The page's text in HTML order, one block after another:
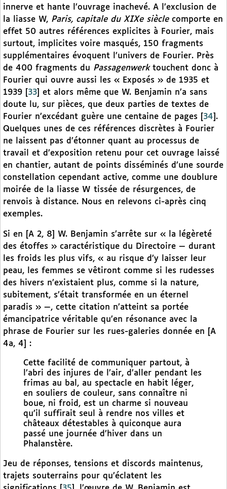
innerve et hante l’ouvrage inachevé. A l’exclusion de
la liasse W, Paris, capitale du XIXe sièclecomporte en
effet 50 autres références explicites à Fourier, mais
surtout, implicites voire masqués, 150 fragments
supplémentaires évoquent l’univers de Fourier. Près
de 400 fragments du Passagenwerktouchent donc à
Fourier qui ouvre aussi les « Exposés » de 1935 et
1939
33
et alors même que W. Benjamin n’a sans
doute lu, sur pièces, que deux parties de textes de
Fourier n’excédant guère une centaine de pages
34 .
Quelques unes de ces références discrètes à Fourier
ne laissent pas d’étonner quant au processus de
travail et d’exposition retenu pour cet ouvrage laissé
en chantier, autant de points disséminés d’une sourde
constellation cependant active, comme une doublure
moirée de la liasse W tissée de résurgences, de
renvois à distance. Nous en relevons ci-après cinq
exemples.
Si en [A 2, 8] W. Benjamin s’arrête sur « la légèreté
des étoffes » caractéristique du Directoire — durant
les froids les plus vifs, « au risque d’y laisser leur
peau, les femmes se vêtiront comme si les rudesses
des hivers n’existaient plus, comme si la nature,
subitement, s’était transformée en un éternel
paradis » —, cette citation n’atteint sa portée
émancipatrice véritable qu’en résonance avec la
phrase de Fourier sur les rues-galeries donnée en [A
4a, 4] :
Cette facilité de communiquer partout, à
l’abri des injures de l’air, d’aller pendant les
frimas au bal, au spectacle en habit léger,
en souliers de couleur, sans connaître ni
boue, ni froid, est un charme si nouveau
qu’il suffirait seul à rendre nos villes et
châteaux détestables à quiconque aura
passé une journée d’hiver dans un
Phalanstère.
Jeu de réponses, tensions et discords maintenus,
trajets souterrains pour qu’éclatent les